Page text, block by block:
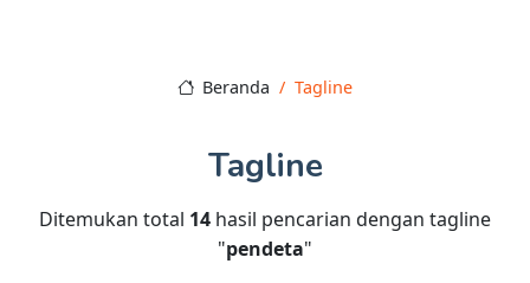
Beranda Tagline
Tagline
Ditemukan total 14 hasil pencarian dengan tagline
"pendeta"